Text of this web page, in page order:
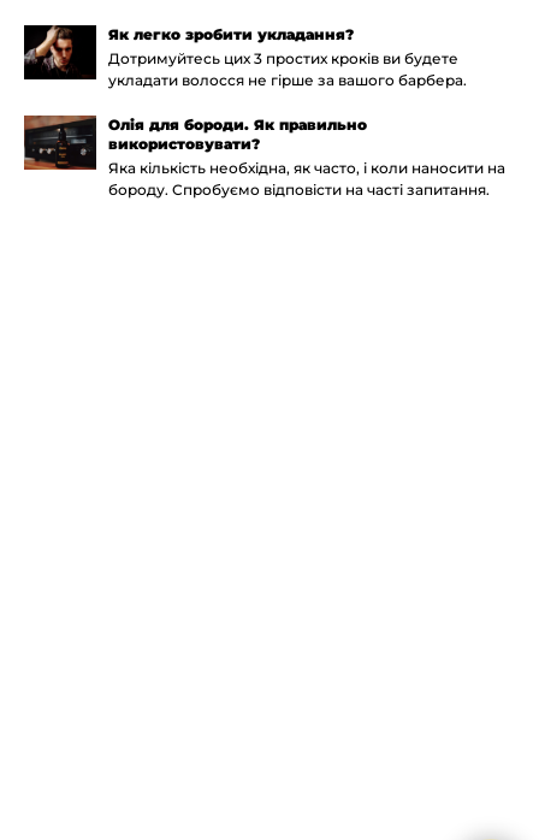
Як легко зробити укладання?
Дотримуйтесь цих 3 простих кроків ви будете
укладати волосся не гірше за вашого барбера.
Олія для бороди. Як правильно
використовувати?
Яка кількість необхідна, як часто, і коли наносити на
бороду. Спробуємо відповісти на часті запитання.